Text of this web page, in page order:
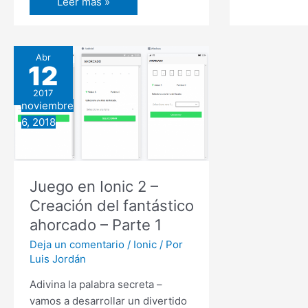
–
al
problema
Id
must
be
tree
Abr
12
2017
noviembre
6, 2018
Juego en Ionic 2 –
Creación del fantástico
ahorcado – Parte 1
Deja un comentario / Ionic/ Por
Luis Jordán
Adivina la palabra secreta –
vamos a desarrollar un divertido